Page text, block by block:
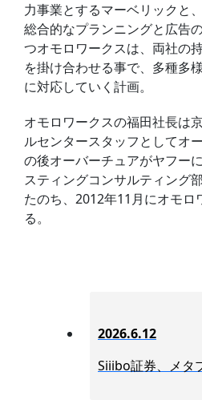
力事業とするマーベリックと
総合的なプランニングと広告
つオモロワークスは、両社の
を掛け合わせる事で、多種多
に対応していく計画。
オモロワークスの福田社長は
ルセンタースタッフとしてオ
の後オーバーチュアがヤフー
スティングコンサルティング
たのち、2012年11月にオモロ
る。
2026.6.12